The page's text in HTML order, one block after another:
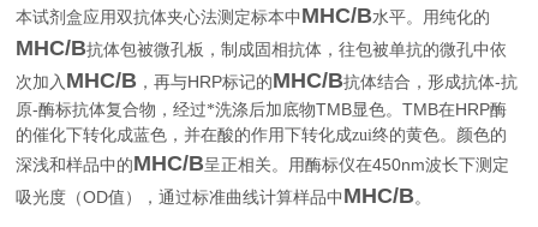
本试剂盒应用双抗体夹心法测定标本中 MHC/B水平。用纯化的
MHC/B抗体包被微孔板，制成固相抗体，往包被单抗的微孔中依
次加入 MHC/B ，再与HRP标记的MHC/B抗体结合，形成抗体-抗
原-酶标抗体复合物，经过*洗涤后加底物TMB显色。TMB在HRP酶
的催化下转化成蓝色，并在酸的作用下转化成zui终的黄色。颜色的
深浅和样品中的MHC/B呈正相关。用酶标仪在450nm波长下测定
吸光度（OD值），通过标准曲线计算样品中 MHC/B。